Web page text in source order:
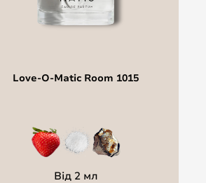
Love-O-Matic Room 1015
Від 2 мл